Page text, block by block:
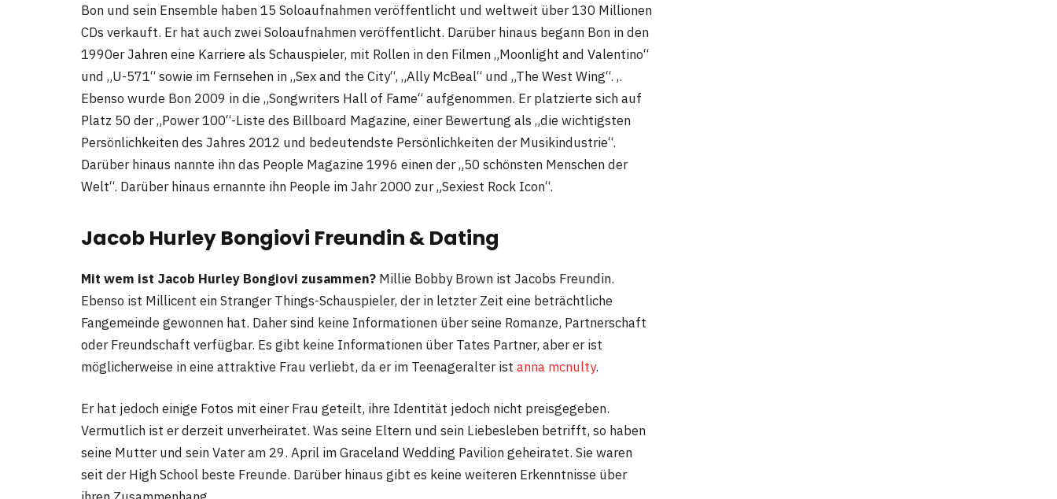
Bon und sein Ensemble haben 15 Soloaufnahmen veröffentlicht und weltweit über 130 Millionen
CDs verkauft. Er hat auch zwei Soloaufnahmen veröffentlicht. Darüber hinaus begann Bon in den
1990er Jahren eine Karriere als Schauspieler, mit Rollen in den Filmen „Moonlight and Valentino“
und „U-571“ sowie im Fernsehen in „Sex and the City“, „Ally McBeal“ und „The West Wing“. ‚.
Ebenso wurde Bon 2009 in die „Songwriters Hall of Fame“ aufgenommen. Er platzierte sich auf
Platz 50 der „Power 100“-Liste des Billboard Magazine, einer Bewertung als „die wichtigsten
Persönlichkeiten des Jahres 2012 und bedeutendste Persönlichkeiten der Musikindustrie“.
Darüber hinaus nannte ihn das People Magazine 1996 einen der „50 schönsten Menschen der
Welt“. Darüber hinaus ernannte ihn People im Jahr 2000 zur „Sexiest Rock Icon“.
Jacob Hurley Bongiovi Freundin & Dating
Mit wem ist Jacob Hurley Bongiovi zusammen? Millie Bobby Brown ist Jacobs Freundin.
Ebenso ist Millicent ein Stranger Things-Schauspieler, der in letzter Zeit eine beträchtliche
Fangemeinde gewonnen hat. Daher sind keine Informationen über seine Romanze, Partnerschaft
oder Freundschaft verfügbar. Es gibt keine Informationen über Tates Partner, aber er ist
möglicherweise in eine attraktive Frau verliebt, da er im Teenageralter ist anna mcnulty.
Er hat jedoch einige Fotos mit einer Frau geteilt, ihre Identität jedoch nicht preisgegeben.
Vermutlich ist er derzeit unverheiratet. Was seine Eltern und sein Liebesleben betrifft, so haben
seine Mutter und sein Vater am 29. April im Graceland Wedding Pavilion geheiratet. Sie waren
seit der High School beste Freunde. Darüber hinaus gibt es keine weiteren Erkenntnisse über